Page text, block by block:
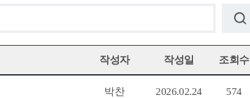
작성자 작성일 조회수
박찬 2026.02.24 574